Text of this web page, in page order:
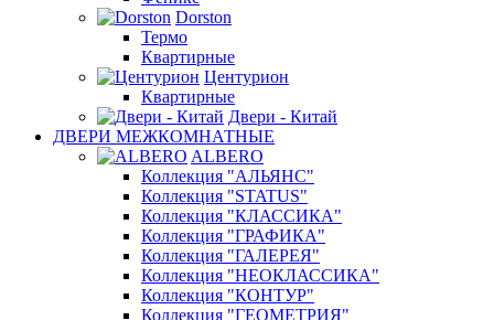
Dorston
Термо
Квартирные
Центурион
Квартирные
Двери - Китай
ДВЕРИ МЕЖКОМНАТНЫЕ
ALBERO
Коллекция "АЛЬЯНС"
Коллекция "STATUS"
Коллекция "КЛАССИКА"
Коллекция "ГРАФИКА"
Коллекция "ГАЛЕРЕЯ"
Коллекция "НЕОКЛАССИКА"
Коллекция "КОНТУР"
Коллекция "ГЕОМЕТРИЯ"